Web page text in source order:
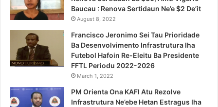
Baucau : Renova Sertidaun Ne’e $2 De’it
August 8, 2022
Francisco Jeronimo Sei Tau Prioridade
Ba Desenvolvimento Infrastrutura Iha
Futebol Hafoin Re-Eleitu Ba Presidente
FFTL Periodu 2022-2026
March 1, 2022
PM Orienta Ona KAFI Atu Rezolve
Infrastrutura Ne’ebe Hetan Estragus Iha